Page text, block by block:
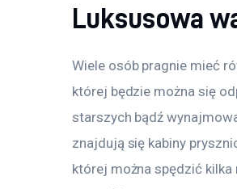
Luksusowa
Wiele osób pragnie mieć
której będzie można się
starszych bądź
znajdują się kabiny
której można spędzić